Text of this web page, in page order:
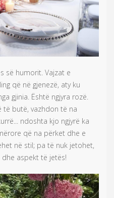
së humorit. Vajzat e
që në gjenezë, aty ku
gjinia. Është ngjyra rozë.
të butë, vazhdon të na
ndoshta kjo ngjyrë ka
që na përket dhe e
në stil; pa të nuk jetohet,
aspekt të jetës!